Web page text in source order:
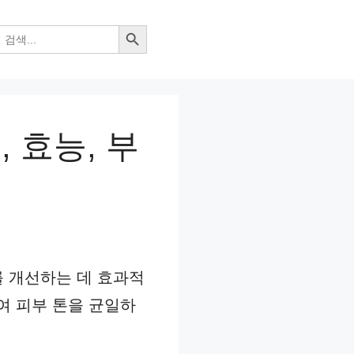
검색 버튼
효능, 부
개선하는 데 효과적
피부 톤을 균일하